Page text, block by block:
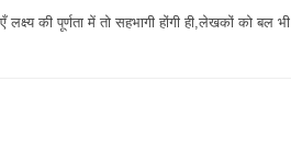
की पूर्णता में तो सहभागी होंगी ही,लेखकों को बल भी